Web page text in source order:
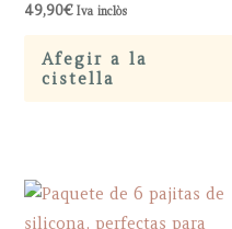
49,90€ Iva inclòs
Afegir a la
cistella